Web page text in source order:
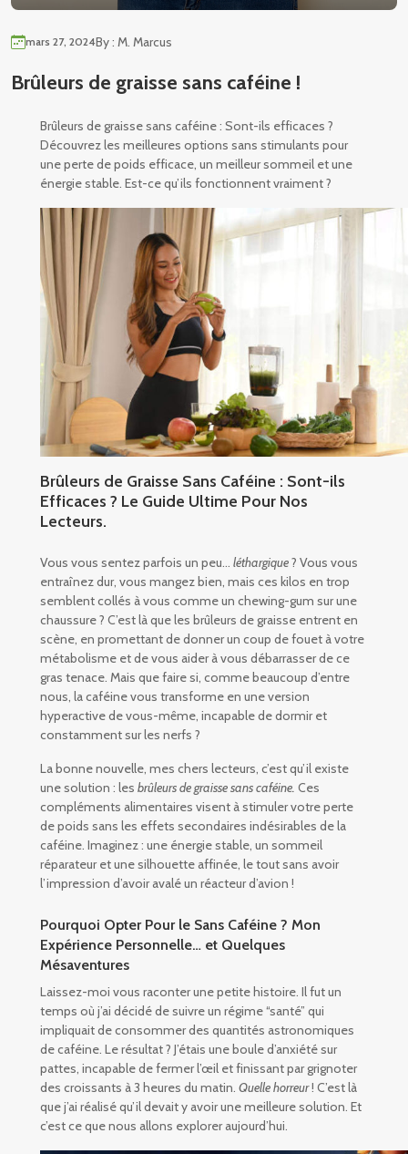
mars 27, 2024By : M. Marcus
Brûleurs de graisse sans caféine !
Brûleurs de graisse sans caféine : Sont-ils efficaces ?
Découvrez les meilleures options sans stimulants pour
une perte de poids efficace, un meilleur sommeil et une
énergie stable. Est-ce qu’ils fonctionnent vraiment ?
Brûleurs de Graisse Sans Caféine : Sont-ils
Efficaces ? Le Guide Ultime Pour Nos
Lecteurs.
Vous vous sentez parfois un peu… léthargique? Vous vous
entraînez dur, vous mangez bien, mais ces kilos en trop
semblent collés à vous comme un chewing-gum sur une
chaussure ? C’est là que les brûleurs de graisse entrent en
scène, en promettant de donner un coup de fouet à votre
métabolisme et de vous aider à vous débarrasser de ce
gras tenace. Mais que faire si, comme beaucoup d’entre
nous, la caféine vous transforme en une version
hyperactive de vous-même, incapable de dormir et
constamment sur les nerfs ?
La bonne nouvelle, mes chers lecteurs, c’est qu’il existe
une solution : les brûleurs de graisse sans caféine. Ces
compléments alimentaires visent à stimuler votre perte
de poids sans les effets secondaires indésirables de la
caféine. Imaginez : une énergie stable, un sommeil
réparateur et une silhouette affinée, le tout sans avoir
l’impression d’avoir avalé un réacteur d’avion !
Pourquoi Opter Pour le Sans Caféine ? Mon
Expérience Personnelle… et Quelques
Mésaventures
Laissez-moi vous raconter une petite histoire. Il fut un
temps où j’ai décidé de suivre un régime “santé” qui
impliquait de consommer des quantités astronomiques
de caféine. Le résultat ? J’étais une boule d’anxiété sur
pattes, incapable de fermer l’œil et finissant par grignoter
des croissants à 3 heures du matin. Quelle horreur! C’est là
que j’ai réalisé qu’il devait y avoir une meilleure solution. Et
c’est ce que nous allons explorer aujourd’hui.